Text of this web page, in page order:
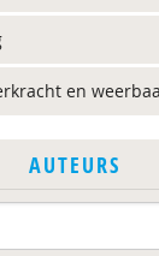
en
AUTEURS